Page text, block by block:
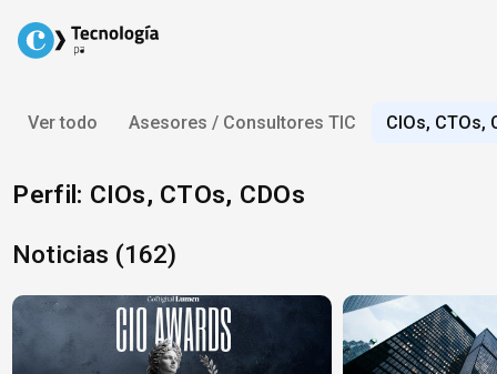
content
Ver todo Asesores / Consultores TIC CIOs, CTOs,
Perfil: CIOs, CTOs, CDOs
Noticias (162)